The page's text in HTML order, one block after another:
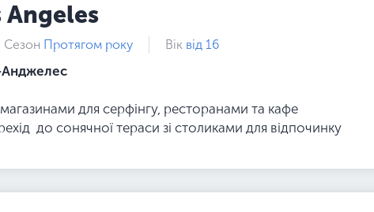
Angeles
Сезон Протягом року Вік від 16
Анджелес
для серфінгу, ресторанами та кафе
до сонячної тераси зі столиками для відпочинку